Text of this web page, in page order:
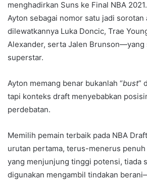
menghadirkan Suns ke Final NBA
Ayton sebagai nomor satu jadi sorotan
dilewatkannya Luka Doncic, Trae
Alexander, serta Jalen Brunson—yang
superstar.
Ayton memang benar bukanlah “bust”
tapi konteks draft menyebabkan
perdebatan.
Memilih pemain terbaik pada NBA
urutan pertama, terus-menerus
yang menjunjung tinggi potensi, tiada
digunakan mengambil tindakan